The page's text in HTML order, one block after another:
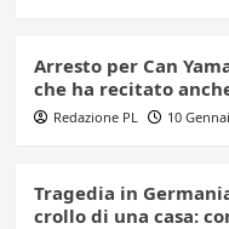
Arresto per Can
che ha recitato
Redazione PL 10
Tragedia in
crollo di una casa: